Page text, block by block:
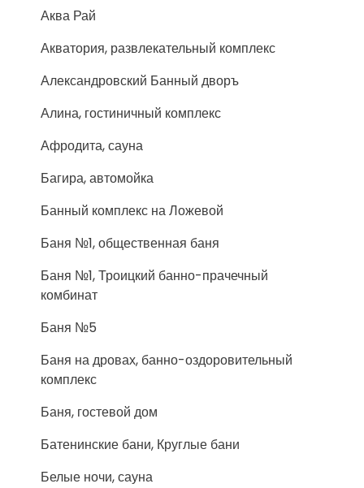
Аква Рай
Акватория, развлекательный комплекс
Александровский Банный дворъ
Алина, гостиничный комплекс
Афродита, сауна
Багира, автомойка
Банный комплекс на Ложевой
Баня №1, общественная баня
Баня №1, Троицкий банно-прачечный
комбинат
Баня №5
Баня на дровах, банно-оздоровительный
комплекс
Баня, гостевой дом
Батенинские бани, Круглые бани
Белые ночи, сауна